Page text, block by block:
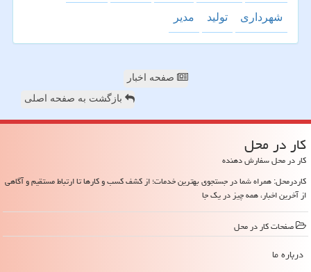
شهرداری تولید مدیر
صفحه اخبار
بازگشت به صفحه اصلی
كار در محل
کار در محل سفارش دهنده
کاردرمحل: همراه شما در جستجوی بهترین خدمات؛ از کشف کسب و کارها تا ارتباط مستقیم و آگاهی
از آخرین اخبار، همه چیز در یک جا
صفحات كار در محل
درباره ما